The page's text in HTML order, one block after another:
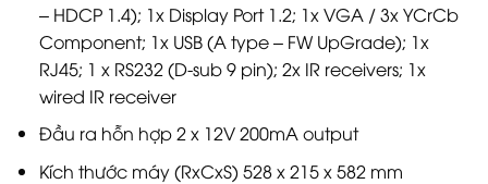
– HDCP 1.4); 1x Display Port 1.2; 1x VGA / 3x YCrCb
Component; 1x USB (A type – FW UpGrade); 1x
RJ45; 1 x RS232 (D-sub 9 pin); 2x IR receivers; 1x
wired IR receiver
Đầu ra hỗn hợp 2 x 12V 200mA output
Kích thước máy (RxCxS) 528 x 215 x 582 mm